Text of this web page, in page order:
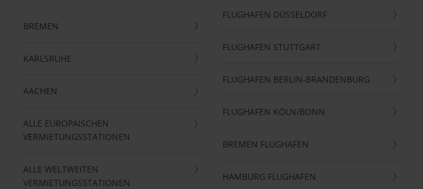
BREMEN
KARLSRUHE
AACHEN
ALLE EUROPÄISCHEN
VERMIETUNGSSTATIONEN
ALLE WELTWEITEN
VERMIETUNGSSTATIONEN
FLUGHAFEN DÜSSELDORF
FLUGHAFEN STUTTGART
FLUGHAFEN BERLIN-BRANDENBURG
FLUGHAFEN KÖLN/BONN
BREMEN FLUGHAFEN
HAMBURG FLUGHAFEN